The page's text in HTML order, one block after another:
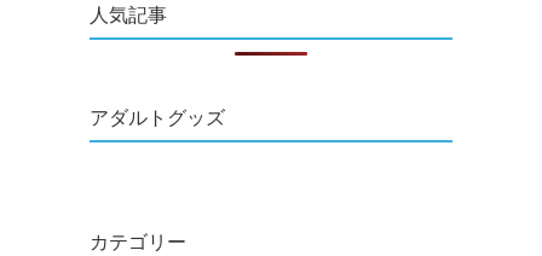
人気記事
アダルトグッズ
カテゴリー